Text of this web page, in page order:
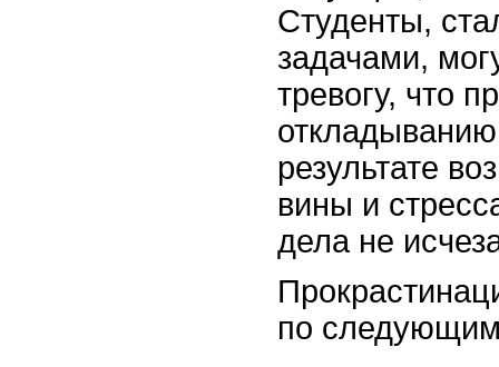
Студенты,
задачами,
тревогу, что
результате
вины и
дела не
по